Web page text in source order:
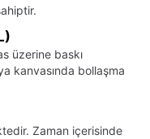
üzerine baskı
kanvasında bollaşma
Zaman içerisinde